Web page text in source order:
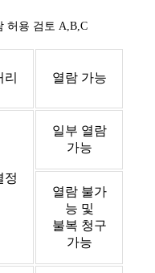
허용 검토 A,B,C
열람 가능
정
일부 열람
가능
열람 불가
능 및
불복 청구
가능